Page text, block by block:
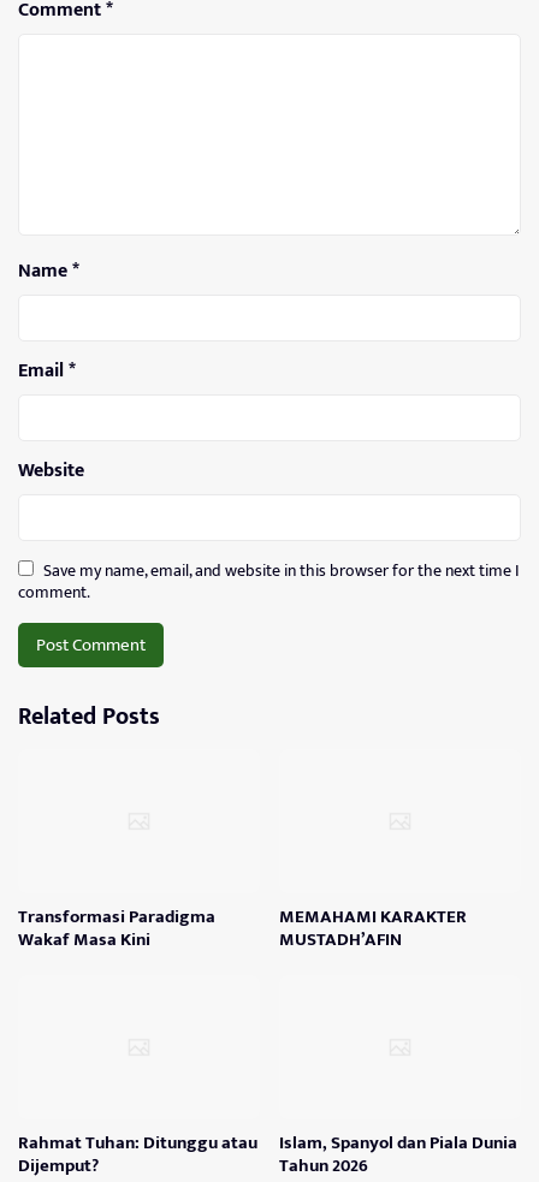
Comment*
Name*
Email*
Website
Save my name, email, and website in this browser for the next time I
comment.
Related Posts
Transformasi Paradigma
Wakaf Masa Kini
MEMAHAMI KARAKTER
MUSTADH’AFIN
Rahmat Tuhan: Ditunggu atau
Dijemput?
Islam, Spanyol dan Piala Dunia
Tahun 2026